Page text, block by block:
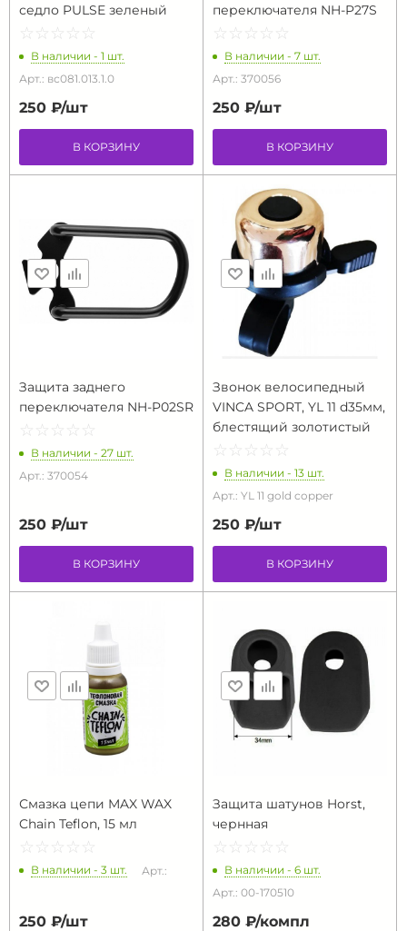
седло PULSE зеленый
☆ ☆ ☆ ☆ ☆
★ ★ ★ ★ ★
В наличии - 1 шт.
Арт.: вс081.013.1.0
250 ₽/шт
В КОРЗИНУ
переключателя NH-P27S
☆ ☆ ☆ ☆ ☆
★ ★ ★ ★ ★
В наличии - 7 шт.
Арт.: 370056
250 ₽/шт
В КОРЗИНУ
Защита заднего
переключателя NH-P02SR
☆ ☆ ☆ ☆ ☆
★ ★ ★ ★ ★
В наличии - 27 шт.
Арт.: 370054
250 ₽/шт
В КОРЗИНУ
Звонок велосипедный
VINCA SPORT, YL 11 d35мм,
блестящий золотистый
☆ ☆ ☆ ☆ ☆
★ ★ ★ ★ ★
В наличии - 13 шт.
Арт.: YL 11 gold copper
250 ₽/шт
В КОРЗИНУ
Смазка цепи MAX WAX
Chain Teflon, 15 мл
☆ ☆ ☆ ☆ ☆
★ ★ ★ ★ ★
В наличии - 3 шт. Арт.:
250 ₽/шт
Защита шатунов Horst,
чернная
☆ ☆ ☆ ☆ ☆
★ ★ ★ ★ ★
В наличии - 6 шт.
Арт.: 00-170510
280 ₽/компл